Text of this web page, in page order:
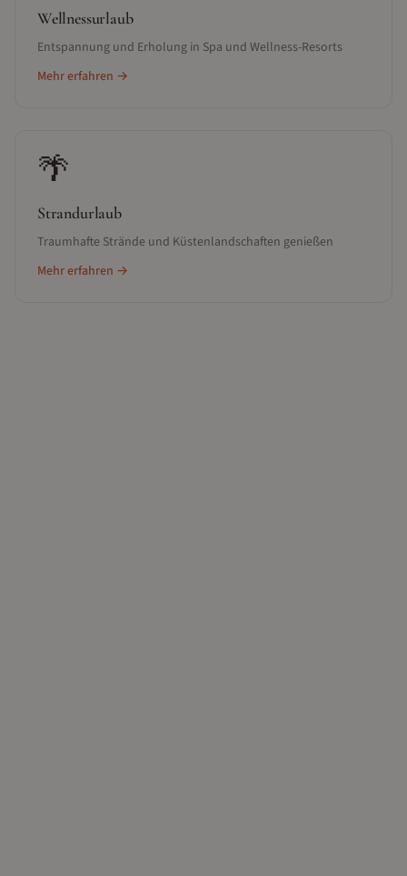
Wellnessurlaub
Entspannung und Erholung in Spa und Wellness-Resorts
Mehr erfahren →
🌴
Strandurlaub
Traumhafte Strände und Küstenlandschaften genießen
Mehr erfahren →